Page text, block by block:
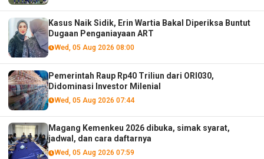
Kasus Naik Sidik, Erin Wartia Bakal Diperiksa Buntut
Dugaan Penganiayaan ART
Wed, 05 Aug 2026 08:00
Pemerintah Raup Rp40 Triliun dari ORI030,
Didominasi Investor Milenial
Wed, 05 Aug 2026 07:44
Magang Kemenkeu 2026 dibuka, simak syarat,
jadwal, dan cara daftarnya
Wed, 05 Aug 2026 07:59